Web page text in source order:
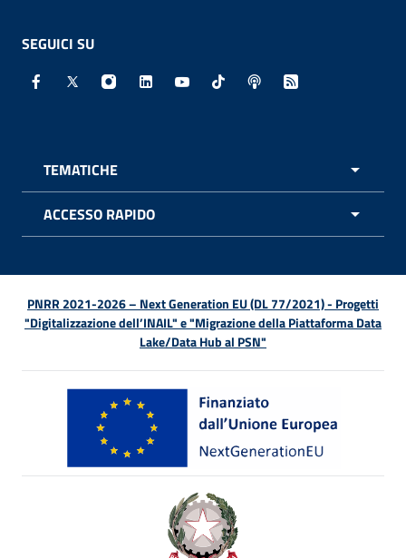
SEGUICI SU
Facebook - Sito esterno - Apertura in nuova finestra
X - Sito esterno - Apertura in nuova finestra
Instagram - Sito esterno - Apertura in
Linkedin - Sito esterno - Apertura in
Youtube - Sito esterno -
TikTok - Sito esterno -
Spreaker - Sito
Feed RSS -
TEMATICHE
ACCESSO RAPIDO
PNRR 2021-2026 – Next Generation EU (DL 77/2021) - Progetti
"Digitalizzazione dell’INAIL" e "Migrazione della Piattaforma Data
Lake/Data Hub al PSN"